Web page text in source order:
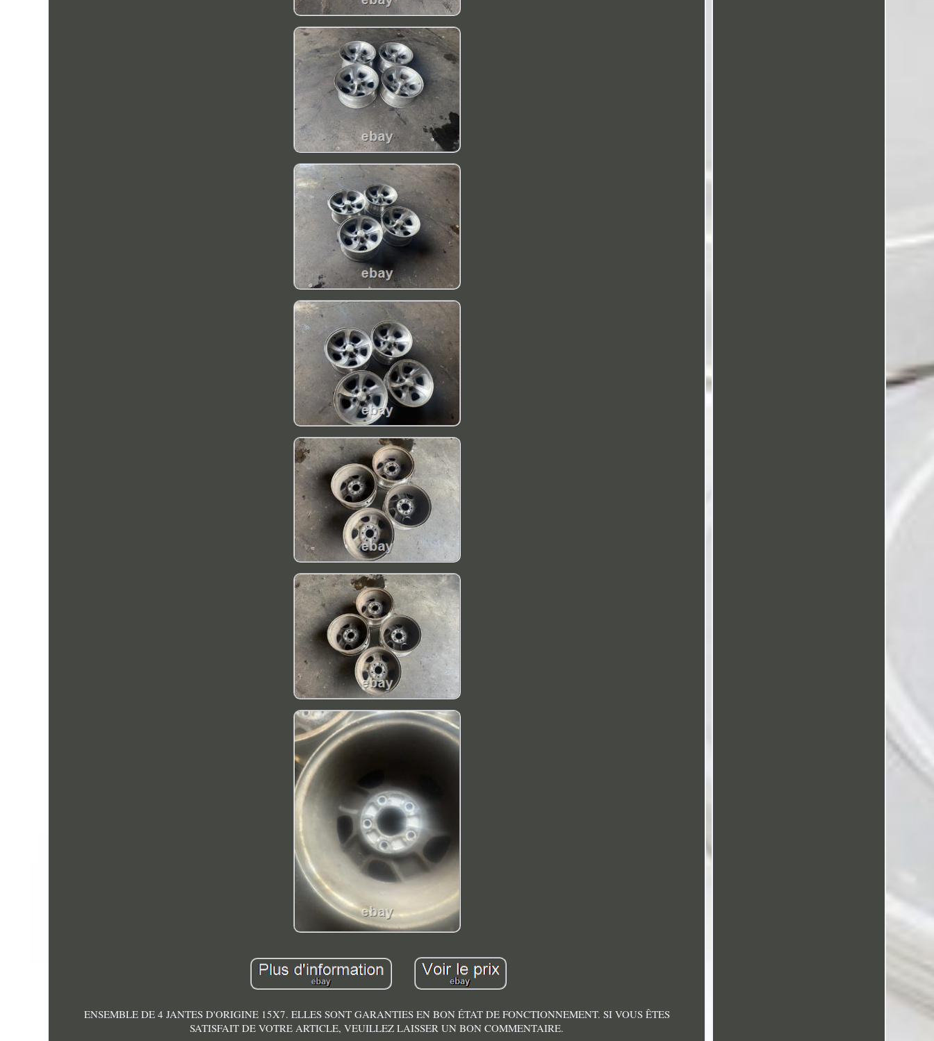
ENSEMBLE DE 4 JANTES D'ORIGINE 15X7. ELLES SONT GARANTIES EN BON ÉTAT DE FONCTIONNEMENT. SI VOUS ÊTES
SATISFAIT DE VOTRE ARTICLE, VEUILLEZ LAISSER UN BON COMMENTAIRE.